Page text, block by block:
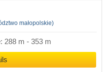
małopolskie)
288 m - 353 m